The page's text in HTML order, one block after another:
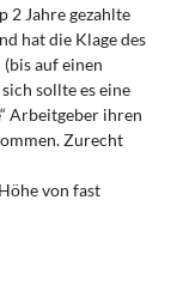
2 Jahre gezahlte
hat die Klage des
auf einen
sollte es eine
Arbeitgeber ihren
Zurecht
von fast